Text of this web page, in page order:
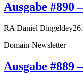
Ausgabe #890
RA Daniel Dingeldey
Domain-Newsletter
Ausgabe #889